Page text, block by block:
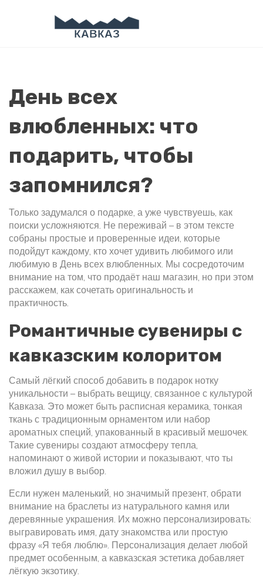
День всех
влюбленных: что
подарить, чтобы
запомнился?
Только задумался о подарке, а уже чувствуешь, как
поиски усложняются. Не переживай – в этом тексте
собраны простые и проверенные идеи, которые
подойдут каждому, кто хочет удивить любимого или
любимую в День всех влюбленных. Мы сосредоточим
внимание на том, что продаёт наш магазин, но при этом
расскажем, как сочетать оригинальность и
практичность.
Романтичные сувениры с
кавказским колоритом
Самый лёгкий способ добавить в подарок нотку
уникальности – выбрать вещицу, связанное с культурой
Кавказа. Это может быть расписная керамика, тонкая
ткань с традиционным орнаментом или набор
ароматных специй, упакованный в красивый мешочек.
Такие сувениры создают атмосферу тепла,
напоминают о живой истории и показывают, что ты
вложил душу в выбор.
Если нужен маленький, но значимый презент, обрати
внимание на браслеты из натурального камня или
деревянные украшения. Их можно персонализировать:
выгравировать имя, дату знакомства или простую
фразу «Я тебя люблю». Персонализация делает любой
предмет особенным, а кавказская эстетика добавляет
лёгкую экзотику.